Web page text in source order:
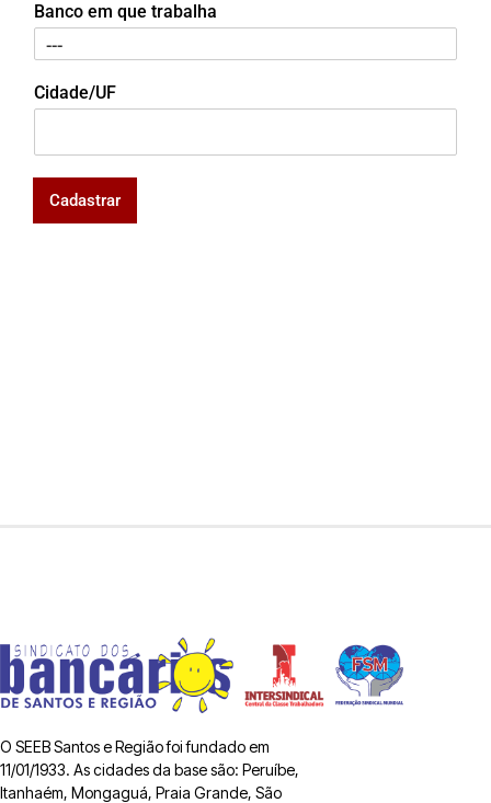
Banco em que trabalha
Cidade/UF
Cadastrar
O SEEB Santos e Região foi fundado em
11/01/1933. As cidades da base são: Peruíbe,
Itanhaém, Mongaguá, Praia Grande, São